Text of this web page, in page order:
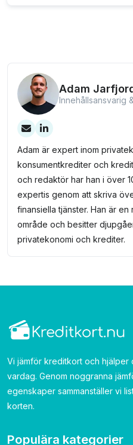
Adam
Innehållsansvarig
Adam är expert inom
konsumentkrediter och
och redaktör har han i över
expertis genom att skriva
finansiella tjänster. Han är
område och besitter
privatekonomi och krediter.
Vi jämför kreditkort och hjälper
vardag. Genom noggranna
egenskaper sammanställer vi
korten.
Populära kategorier